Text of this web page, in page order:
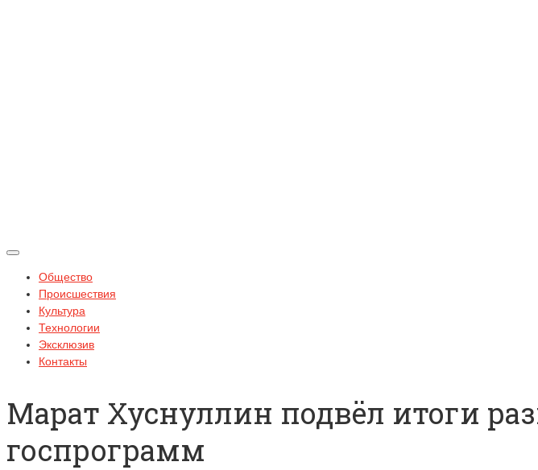
Общество
Происшествия
Культура
Технологии
Эксклюзив
Контакты
Марат Хуснуллин подвёл итоги
госпрограмм